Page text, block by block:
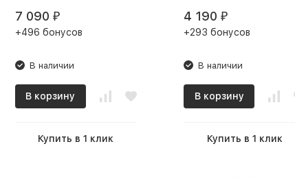
7 090 ₽
+496 бонусов
В наличии
В корзину
Купить в 1 клик
4 190 ₽
+293 бонусов
В наличии
В корзину
Купить в 1 клик